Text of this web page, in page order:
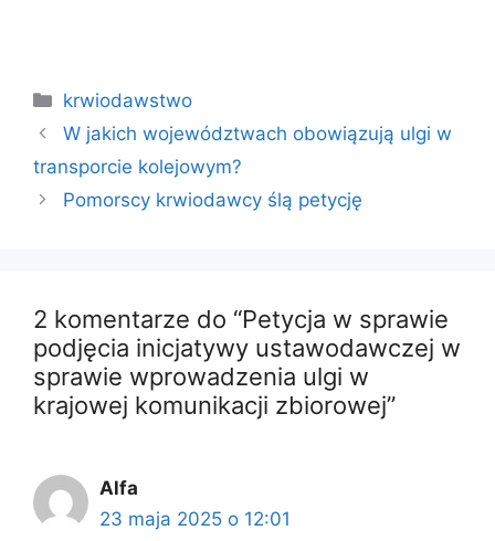
Kategorie
krwiodawstwo
W jakich województwach obowiązują ulgi w
transporcie kolejowym?
Pomorscy krwiodawcy ślą petycję
2 komentarze do “Petycja w sprawie
podjęcia inicjatywy ustawodawczej w
sprawie wprowadzenia ulgi w
krajowej komunikacji zbiorowej”
Alfa
23 maja 2025 o 12:01